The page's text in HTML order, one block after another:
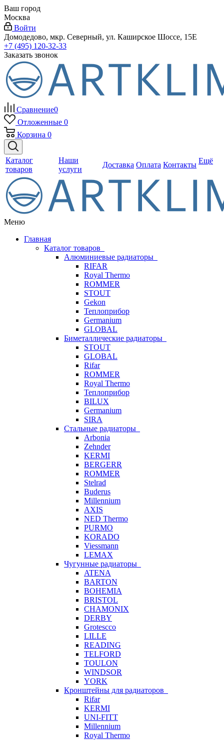
Ваш город
Москва
Войти
Домодедово, мкр. Северный, ул. Каширское Шоссе, 15Е
+7 (495) 120-32-33
Заказать звонок
Сравнение0
Отложенные 0
Корзина 0
Каталог
товаров
Наши
услуги
Доставка Оплата Контакты Ещё
Меню
Главная
Каталог товаров
Алюминиевые радиаторы
RIFAR
Royal Thermo
ROMMER
STOUT
Gekon
Теплоприбор
Germanium
GLOBAL
Биметаллические радиаторы
STOUT
GLOBAL
Rifar
ROMMER
Royal Thermo
Теплоприбор
BILUX
Germanium
SIRA
Стальные радиаторы
Arbonia
Zehnder
KERMI
BERGERR
ROMMER
Stelrad
Buderus
Millennium
AXIS
NED Thermo
PURMO
KORADO
Viessmann
LEMAX
Чугунные радиаторы
ATENA
BARTON
BOHEMIA
BRISTOL
CHAMONIX
DERBY
Grotescco
LILLE
READING
TELFORD
TOULON
WINDSOR
YORK
Кронштейны для радиаторов
Rifar
KERMI
UNI-FITT
Millennium
Royal Thermo